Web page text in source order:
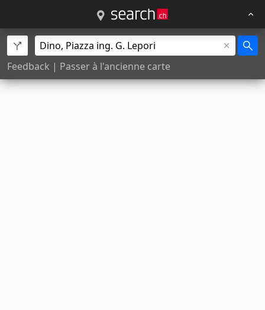
Feedback | Passer à l'ancienne carte